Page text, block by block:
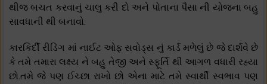
થીજ બચત કરવાનું ચાલુ કરી દો અને પોતાના પૈસા ની યોજના બહુ
સાવધાની થી બનાવો.
કારકિર્દી રીડિંગ માં નાઈટ ઓફ સવોડ્સ નું કાર્ડ મળેલું છે જે દાર્શવે છે
કે તમે તમારા લક્ષ્ય ને બહુ તેજી અને સ્ફૂર્તિ થી આગળ વધારી રહ્યા
છો.તમે જે પણ ઈચ્છા રાખો છો એના માટે તમે સ્વાર્થી સ્વભાવ પણ